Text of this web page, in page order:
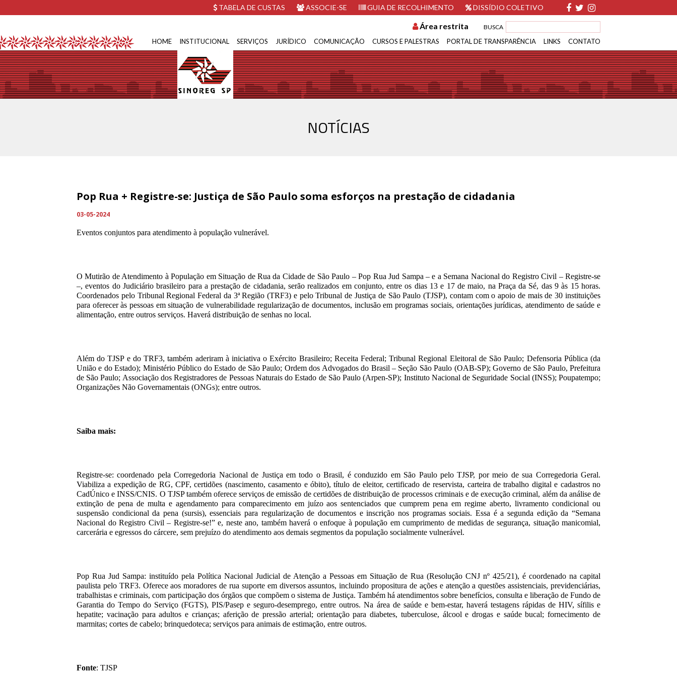
TABELA DE CUSTAS ASSOCIE-SE GUIA DE RECOLHIMENTO DISSÍDIO COLETIVO
BUSCA
Área restrita
HOME INSTITUCIONAL SERVIÇOS JURÍDICO COMUNICAÇÃO CURSOS E PALESTRAS PORTAL DE TRANSPARÊNCIA LINKS CONTATO
NOTÍCIAS
Pop Rua + Registre-se: Justiça de São Paulo soma esforços na prestação de cidadania
03-05-2024
Eventos conjuntos para atendimento à população vulnerável.
O Mutirão de Atendimento à População em Situação de Rua da Cidade de São Paulo – Pop Rua Jud Sampa – e a Semana Nacional do Registro Civil – Registre-se
–, eventos do Judiciário brasileiro para a prestação de cidadania, serão realizados em conjunto, entre os dias 13 e 17 de maio, na Praça da Sé, das 9 às 15 horas.
Coordenados pelo Tribunal Regional Federal da 3ª Região (TRF3) e pelo Tribunal de Justiça de São Paulo (TJSP), contam com o apoio de mais de 30 instituições
para oferecer às pessoas em situação de vulnerabilidade regularização de documentos, inclusão em programas sociais, orientações jurídicas, atendimento de saúde e
alimentação, entre outros serviços. Haverá distribuição de senhas no local.
Além do TJSP e do TRF3, também aderiram à iniciativa o Exército Brasileiro; Receita Federal; Tribunal Regional Eleitoral de São Paulo; Defensoria Pública (da
União e do Estado); Ministério Público do Estado de São Paulo; Ordem dos Advogados do Brasil – Seção São Paulo (OAB-SP); Governo de São Paulo, Prefeitura
de São Paulo; Associação dos Registradores de Pessoas Naturais do Estado de São Paulo (Arpen-SP); Instituto Nacional de Seguridade Social (INSS); Poupatempo;
Organizações Não Governamentais (ONGs); entre outros.
Saiba mais:
Registre-se: coordenado pela Corregedoria Nacional de Justiça em todo o Brasil, é conduzido em São Paulo pelo TJSP, por meio de sua Corregedoria Geral.
Viabiliza a expedição de RG, CPF, certidões (nascimento, casamento e óbito), título de eleitor, certificado de reservista, carteira de trabalho digital e cadastros no
CadÚnico e INSS/CNIS. O TJSP também oferece serviços de emissão de certidões de distribuição de processos criminais e de execução criminal, além da análise de
extinção de pena de multa e agendamento para comparecimento em juízo aos sentenciados que cumprem pena em regime aberto, livramento condicional ou
suspensão condicional da pena (sursis), essenciais para regularização de documentos e inscrição nos programas sociais. Essa é a segunda edição da “Semana
Nacional do Registro Civil – Registre-se!” e, neste ano, também haverá o enfoque à população em cumprimento de medidas de segurança, situação manicomial,
carcerária e egressos do cárcere, sem prejuízo do atendimento aos demais segmentos da população socialmente vulnerável.
Pop Rua Jud Sampa: instituído pela Política Nacional Judicial de Atenção a Pessoas em Situação de Rua (Resolução CNJ nº 425/21), é coordenado na capital
paulista pelo TRF3. Oferece aos moradores de rua suporte em diversos assuntos, incluindo propositura de ações e atenção a questões assistenciais, previdenciárias,
trabalhistas e criminais, com participação dos órgãos que compõem o sistema de Justiça. Também há atendimentos sobre benefícios, consulta e liberação de Fundo de
Garantia do Tempo do Serviço (FGTS), PIS/Pasep e seguro-desemprego, entre outros. Na área de saúde e bem-estar, haverá testagens rápidas de HIV, sífilis e
hepatite; vacinação para adultos e crianças; aferição de pressão arterial; orientação para diabetes, tuberculose, álcool e drogas e saúde bucal; fornecimento de
marmitas; cortes de cabelo; brinquedoteca; serviços para animais de estimação, entre outros.
Fonte: TJSP